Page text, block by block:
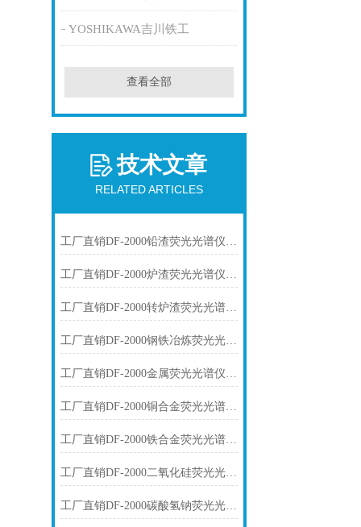
YOSHIKAWA吉川铁工
查看全部
技术文章
RELATED ARTICLES
工厂直销DF-2000铅渣荧光光谱仪技术参数
工厂直销DF-2000炉渣荧光光谱仪技术参数
工厂直销DF-2000转炉渣荧光光谱仪技术参数
工厂直销DF-2000钢铁冶炼荧光光谱仪技术参数
工厂直销DF-2000金属荧光光谱仪技术参数
工厂直销DF-2000铜合金荧光光谱仪技术参数
工厂直销DF-2000铁合金荧光光谱仪技术参数
工厂直销DF-2000二氧化硅荧光光谱仪技术参数
工厂直销DF-2000碳酸氢钠荧光光谱仪技术参数